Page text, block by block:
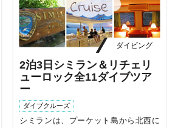
ダイビング
2泊3日シミラン＆リチェリ
ューロック全11ダイブツア
ー
ダイブクルーズ
シミランは、プーケット島から北西に